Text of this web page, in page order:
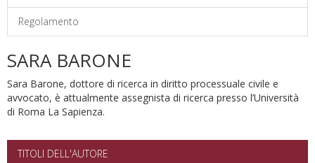
Regolamento
SARA BARONE
Sara Barone, dottore di ricerca in diritto processuale civile e
avvocato, è attualmente assegnista di ricerca presso l’Università
di Roma La Sapienza.
TITOLI DELL'AUTORE